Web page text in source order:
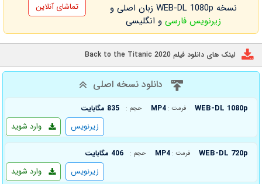
نسخه WEB-DL 1080p زبان اصلی و
زیرنویس فارسی و انگلیسی
تماشای آنلاین
لینک های دانلود فیلم Back to the Titanic 2020
دانلود نسخه اصلی
WEB-DL 1080p فرمت : MP4 حجم : 835 مگابایت
وارد شوید زیرنویس
WEB-DL 720p فرمت : MP4 حجم : 406 مگابایت
وارد شوید زیرنویس